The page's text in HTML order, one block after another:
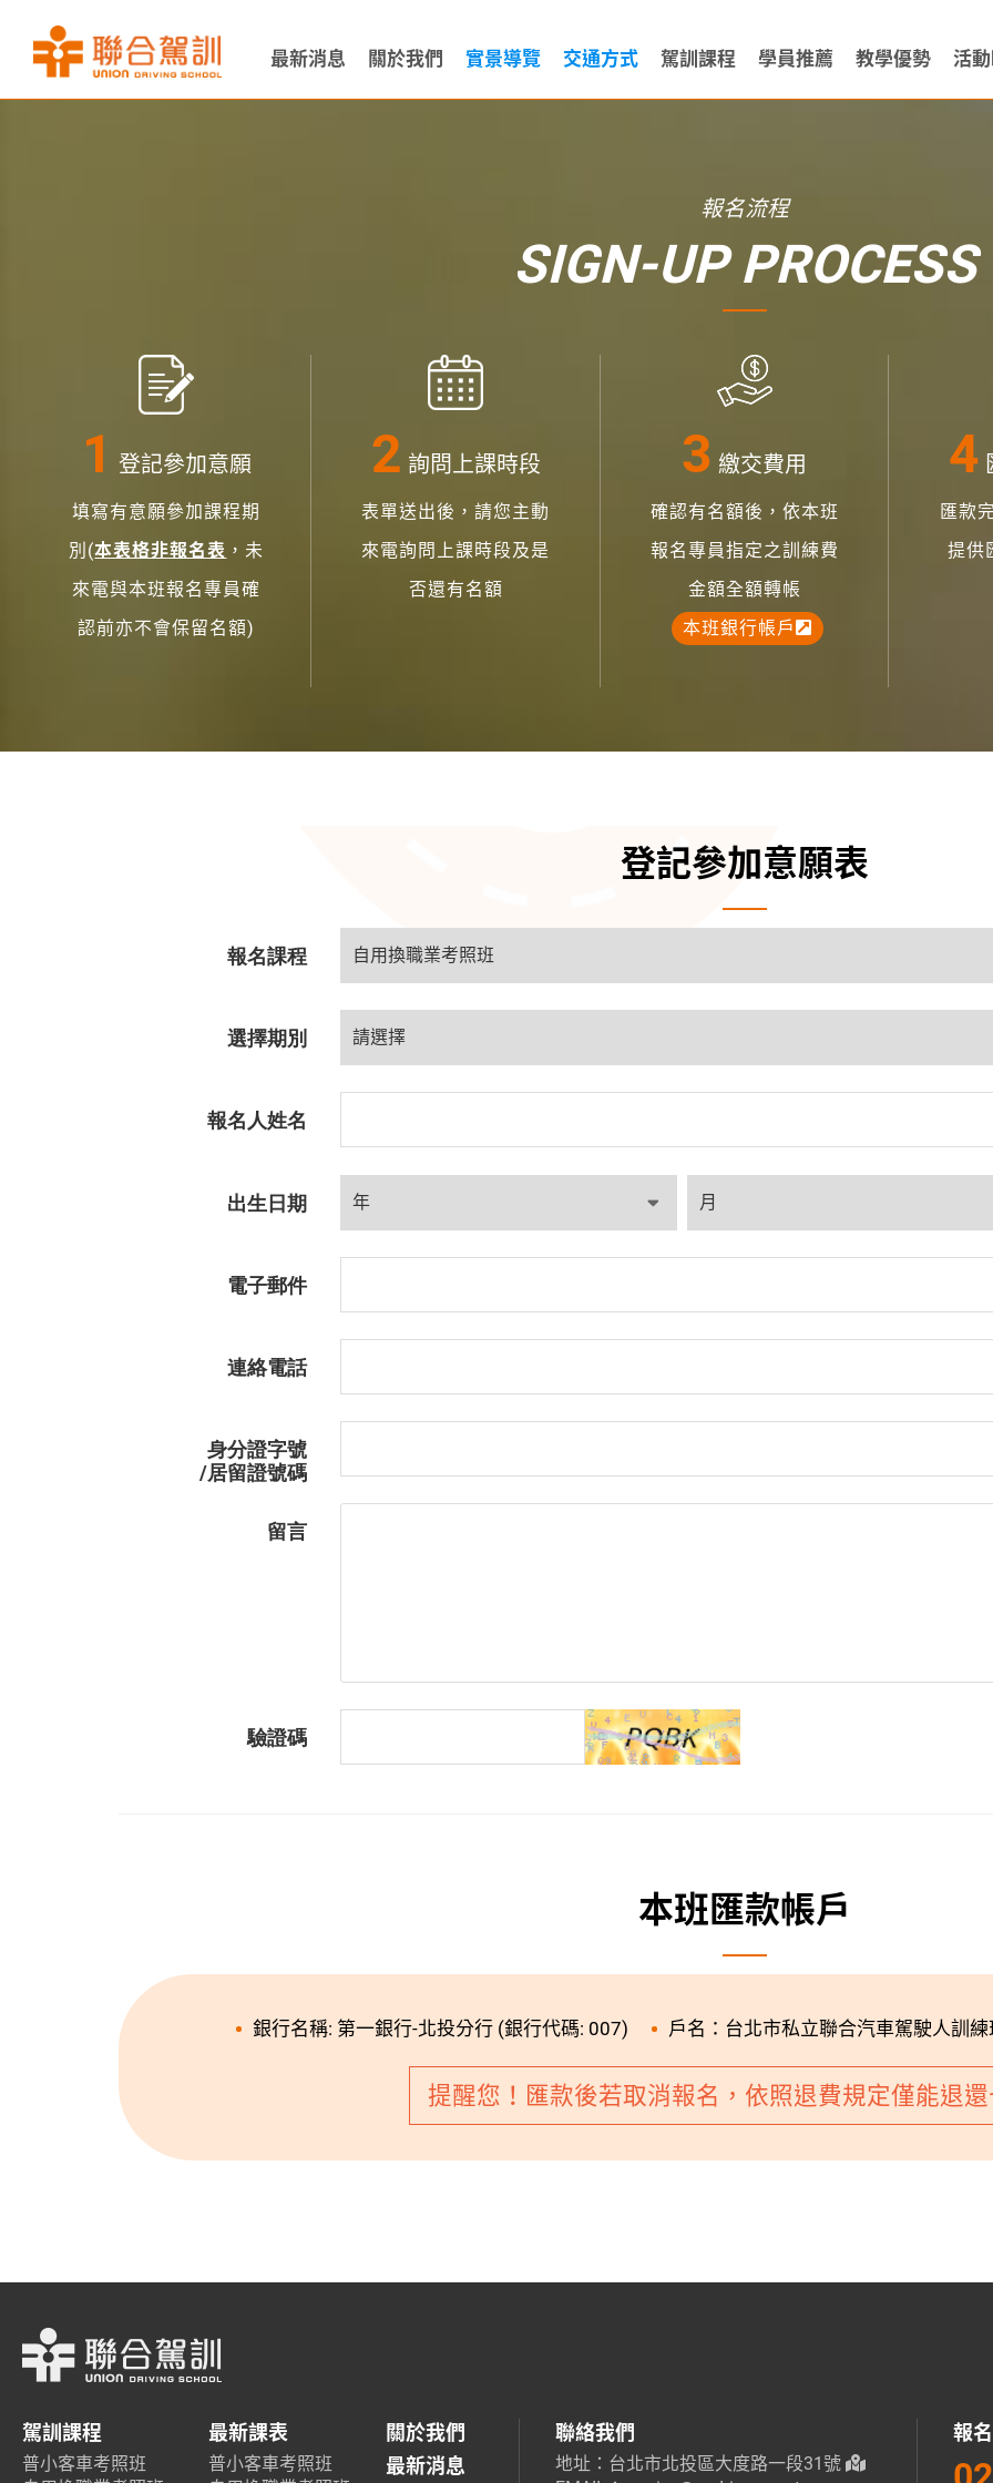
最新消息 關於我們 實景導覽 交通方式 駕訓課程 學員推薦 教學優勢 活
報名流程
SIGN-UP PROCESS
登記參加意願
填寫有意願參加課程期
別(本表格非報名表 ，未
來電與本班報名專員確
認前亦不會保留名額)
詢問上課時段
表單送出後，請您主動
來電詢問上課時段及是
否還有名額
繳交費用
確認有名額後，依本班
報名專員指定之訓練費
金額全額轉帳
本班銀行帳戶
匯款
提供
登記參加意願表
報名課程
選擇期別
報名人姓名
出生日期
電子郵件
連絡電話
身分證字號
/居留證號碼
留言
驗證碼
本班匯款帳戶
銀行名稱: 第一銀行-北投分行 (銀行代碼: 007) 戶名：台北市私立聯合汽車駕駛人訓練
提醒您！匯款後若取消報名，依照退費規定僅能退
駕訓課程
普小客車考照班
最新課表
普小客車考照班
關於我們
最新消息
聯絡我們
地址：台北市北投區大度路一段31號
報